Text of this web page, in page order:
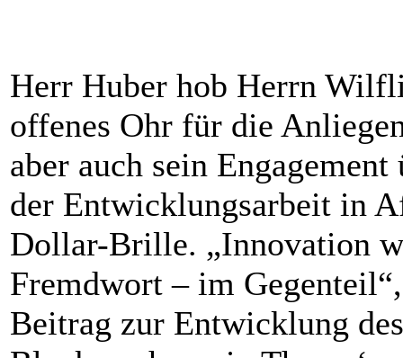
Herr Huber hob Herrn
offenes Ohr für die
aber auch sein
der Entwicklungsarbeit in
Dollar-Brille. „Innovation
Fremdwort – im
Beitrag zur Entwicklung